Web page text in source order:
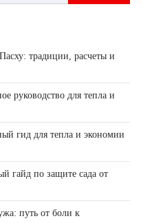
традиции, расчеты и
руководство для тепла и
гид для тепла и экономии
гайд по защите сада от
путь от боли к